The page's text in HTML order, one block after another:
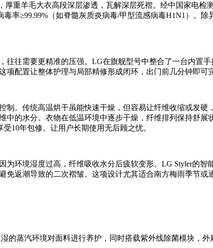
重羊毛大衣高段深层渗透，瓦解深层死褶。经中国家电检
率≥99.99%（如脊髓灰质炎病毒/甲型流感病毒H1N1）。
往需要更精准的压强。LG在旗舰型号中整合了一台内置
配置让整体护理与局部精修形成闭环，出门前几分钟即可
。传统高温烘干虽能快速干燥，但容易让纤维收缩或发硬
的水分。衣物在低温环境中逐步干燥，纤维排列保持舒展
10年包修。让用户长期使用无后顾之忧。
环境湿度过高，纤维吸收水分后疲软变形。LG Styler的智
返潮导致的二次褶皱。这项设计尤其适合南方梅雨季节或
蒸汽环境对面料进行养护，同时搭载紫外线除菌模块，